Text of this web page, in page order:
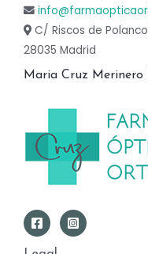
C/ Riscos de
28035 Madrid
Maria Cruz Merinero